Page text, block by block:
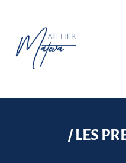
/ LES